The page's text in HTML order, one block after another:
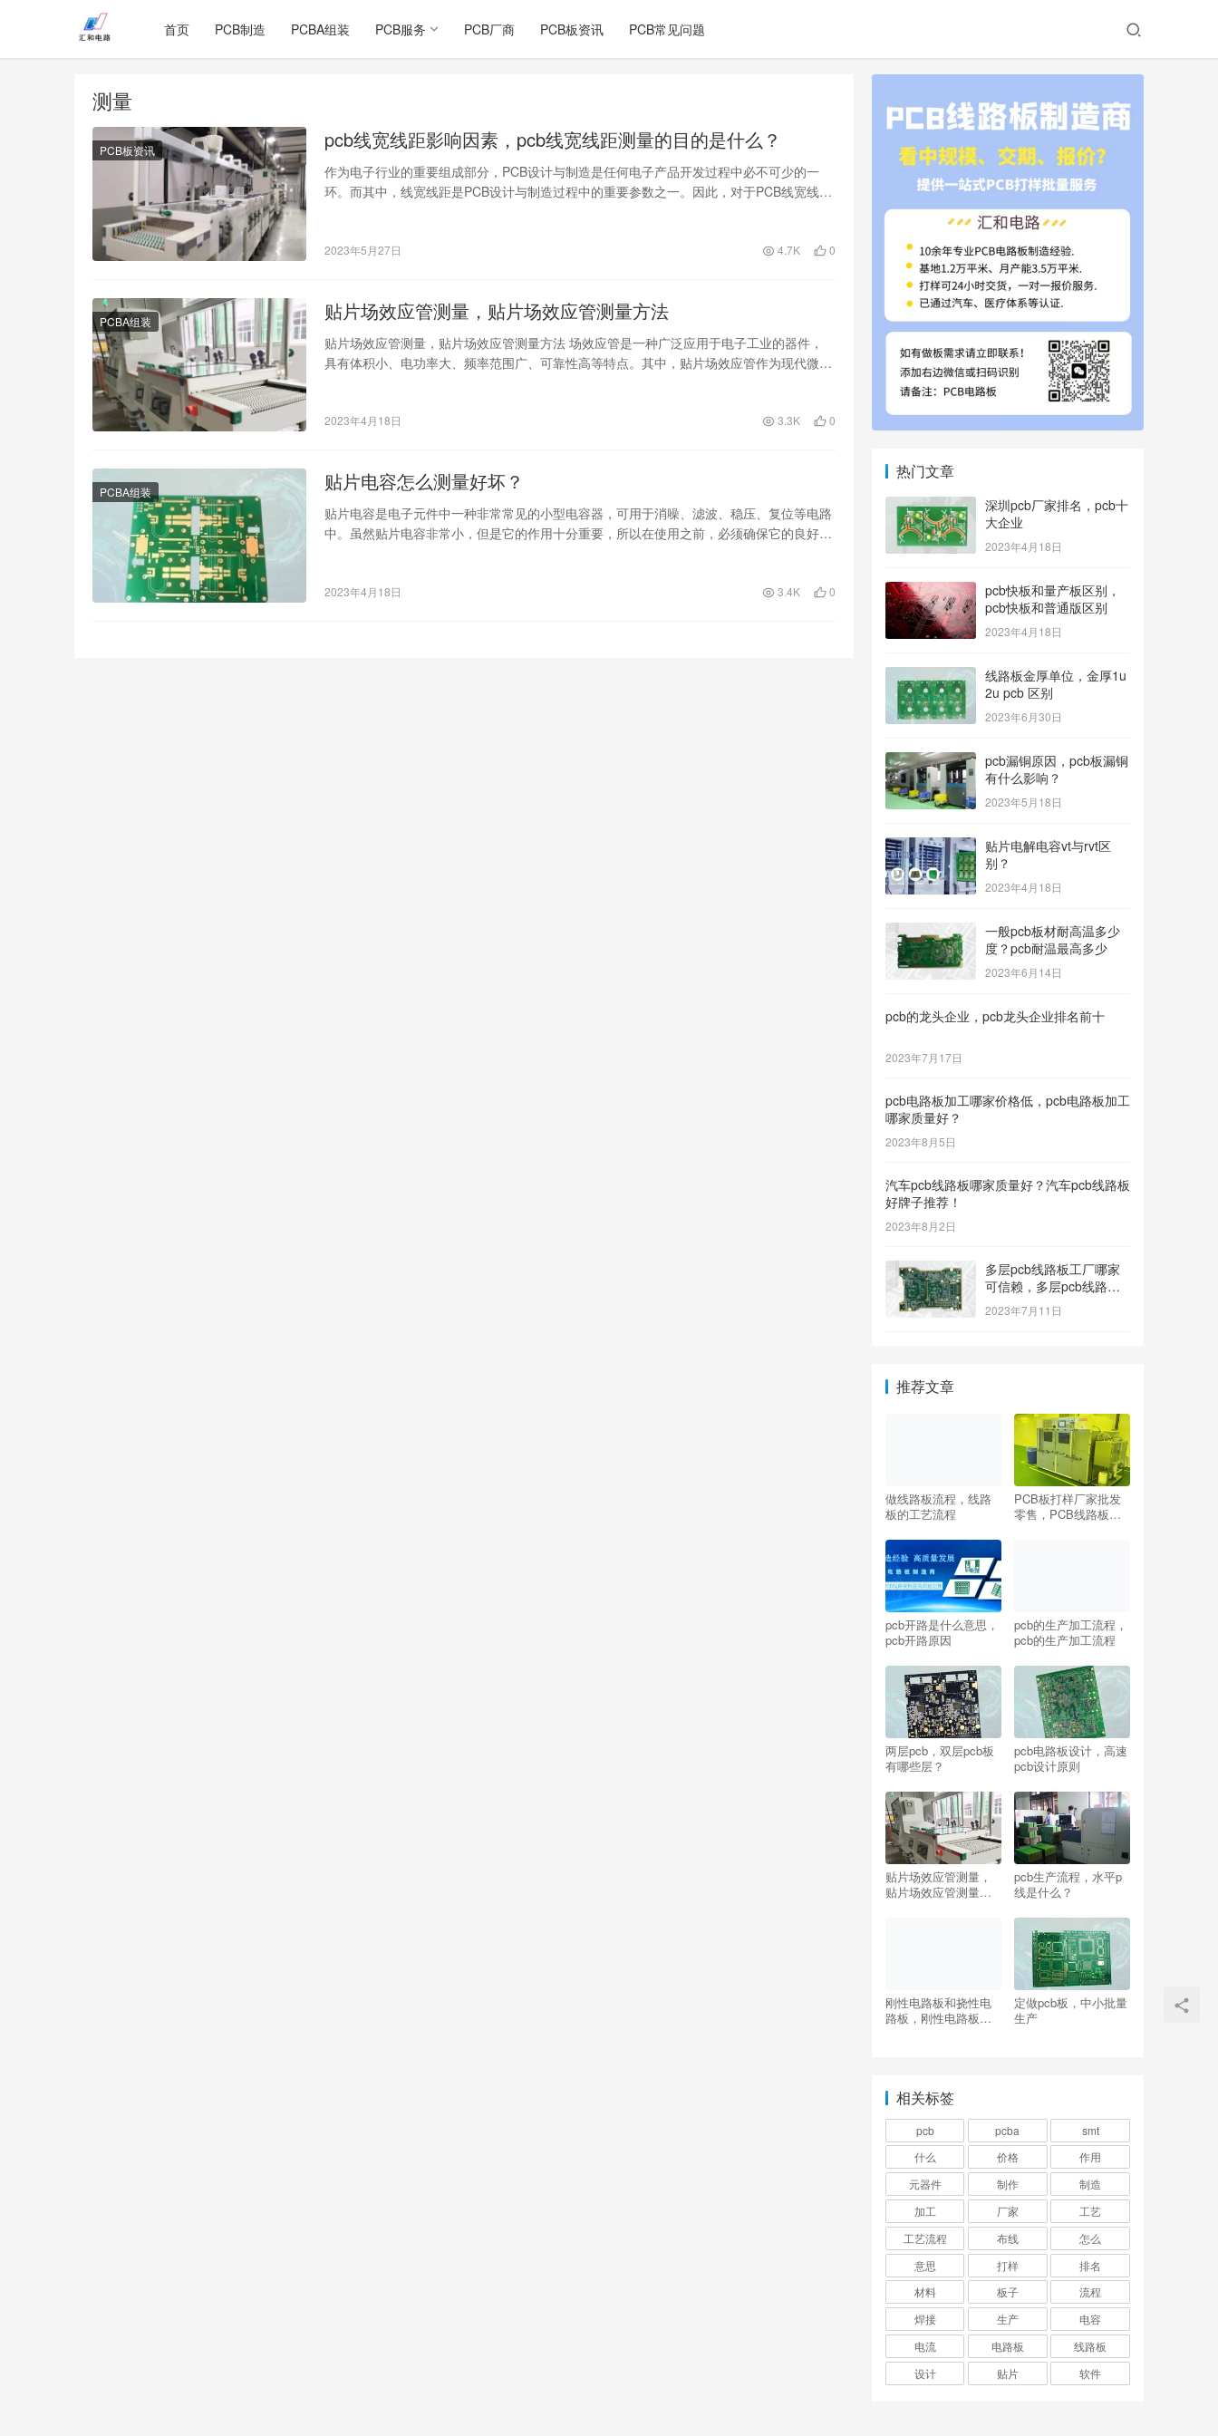
首页 PCB制造 PCBA组装 PCB服务 PCB厂商 PCB板资讯 PCB常见问题
测量
PCB板资讯 pcb线宽线距影响因素，pcb线宽线距测量的目的是什么？
作为电子行业的重要组成部分，PCB设计与制造是任何电子产品开发过程中必不可少的一
环。而其中，线宽线距是PCB设计与制造过程中的重要参数之一。因此，对于PCB线宽线距
2023年5月27日 4.7K 0
PCBA组装 贴片场效应管测量，贴片场效应管测量方法
贴片场效应管测量，贴片场效应管测量方法 场效应管是一种广泛应用于电子工业的器件，
具有体积小、电功率大、频率范围广、可靠性高等特点。其中，贴片场效应管作为现代微电
2023年4月18日 3.3K 0
PCBA组装 贴片电容怎么测量好坏？
贴片电容是电子元件中一种非常常见的小型电容器，可用于消噪、滤波、稳压、复位等电路
中。虽然贴片电容非常小，但是它的作用十分重要，所以在使用之前，必须确保它的良好性
2023年4月18日 3.4K 0
热门文章
深圳pcb厂家排名，pcb十
大企业
2023年4月18日
pcb快板和量产板区别，
pcb快板和普通版区别
2023年4月18日
线路板金厚单位，金厚1u
2u pcb 区别
2023年6月30日
pcb漏铜原因，pcb板漏铜
有什么影响？
2023年5月18日
贴片电解电容vt与rvt区
别？
2023年4月18日
一般pcb板材耐高温多少
度？pcb耐温最高多少
2023年6月14日
pcb的龙头企业，pcb龙头企业排名前十
2023年7月17日
pcb电路板加工哪家价格低，pcb电路板加工
哪家质量好？
2023年8月5日
汽车pcb线路板哪家质量好？汽车pcb线路板
好牌子推荐！
2023年8月2日
多层pcb线路板工厂哪家
可信赖，多层pcb线路板
工厂哪个牌子质量好
2023年7月11日
推荐文章
做线路板流程，线路
板的工艺流程
PCB板打样厂家批发
零售，PCB线路板打
pcb开路是什么意思，
pcb开路原因
pcb的生产加工流程，
pcb的生产加工流程
两层pcb，双层pcb板
有哪些层？
pcb电路板设计，高速
pcb设计原则
贴片场效应管测量，
贴片场效应管测量方
pcb生产流程，水平p
线是什么？
刚性电路板和挠性电
路板，刚性电路板和
定做pcb板，中小批量
生产
相关标签
pcb pcba
smt
什么
价格
作用
元器件
制作
制造
加工
厂家
工艺
工艺流程
布线
怎么
意思
打样
排名
材料
板子
流程
焊接
生产
电容
电流
电路板
线路板
设计
贴片 软件